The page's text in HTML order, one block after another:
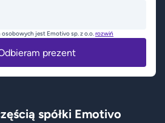
jest Emotivo sp. z o.o.rozwiń
prezent
spółki Emotivo